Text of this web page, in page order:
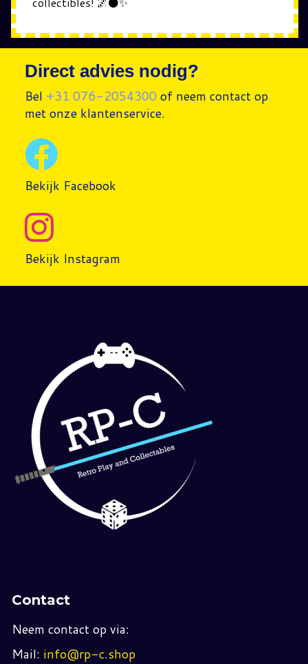
Direct advies nodig?
Bel +31 076-2054300 of neem contact op
met onze klantenservice.
Bekijk Facebook
Bekijk Instagram
Contact
Neem contact op via:
Mail: info@rp-c.shop